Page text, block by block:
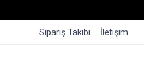
Sipariş Takibi İletişim